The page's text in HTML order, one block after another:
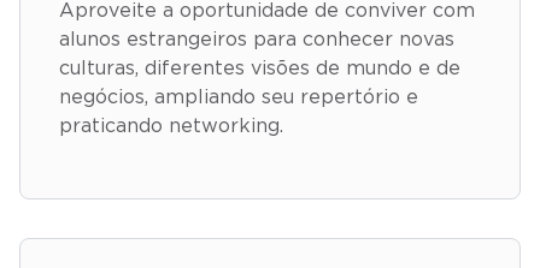
Aproveite a oportunidade de conviver com
alunos estrangeiros para conhecer novas
culturas, diferentes visões de mundo e de
negócios, ampliando seu repertório e
praticando networking.